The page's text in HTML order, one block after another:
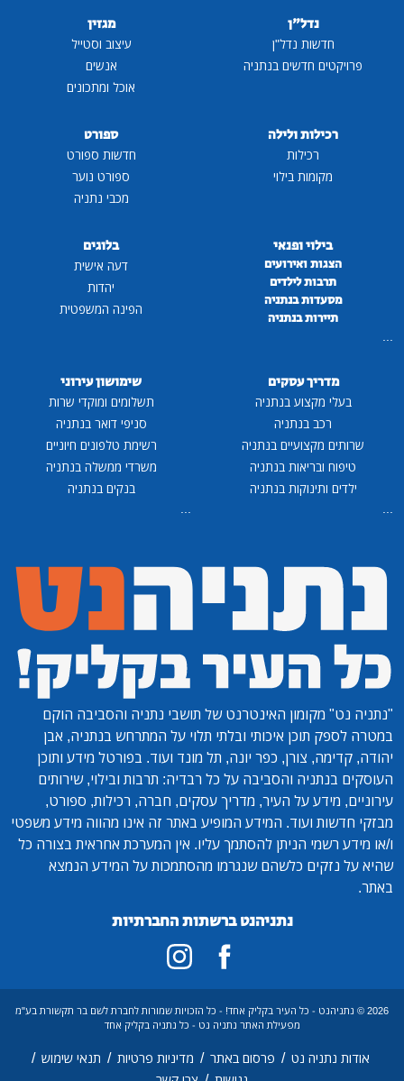
נדל"ן
חדשות נדל"ן
פרויקטים חדשים בנתניה
מגזין
עיצוב וסטייל
אנשים
אוכל ומתכונים
רכילות ולילה
רכילות
מקומות בילוי
ספורט
חדשות ספורט
ספורט נוער
מכבי נתניה
בילוי ופנאי
הצגות ואירועים
תרבות לילדים
מסעדות בנתניה
תיירות בנתניה
...
בלוגים
דעה אישית
יהדות
הפינה המשפטית
מדריך עסקים
בעלי מקצוע בנתניה
רכב בנתניה
שרותים מקצועיים בנתניה
טיפוח ובריאות בנתניה
ילדים ותינוקות בנתניה
...
שימושון עירוני
תשלומים ומוקדי שרות
סניפי דואר בנתניה
רשימת טלפונים חיוניים
משרדי ממשלה בנתניה
בנקים בנתניה
...
"נתניה נט" מקומון האינטרנט של תושבי נתניה והסביבה הוקם
במטרה לספק תוכן איכותי ובלתי תלוי על המתרחש בנתניה, אבן
יהודה, קדימה, צורן, כפר יונה, תל מונד ועוד. בפורטל מידע ותוכן
העוסקים בנתניה והסביבה על כל רבדיה: תרבות ובילוי, שירותים
עירוניים, מידע על העיר, מדריך עסקים, חברה, רכילות, ספורט,
מבזקי חדשות ועוד. המידע המופיע באתר זה אינו מהווה מידע משפטי
ו/או מידע רשמי הניתן להסתמך עליו. אין המערכת אחראית בצורה כל
שהיא על נזקים כלשהם שנגרמו מהסתמכות על המידע הנמצא
באתר.
נתניהנט ברשתות החברתיות
2026 © נתניהנט - כל העיר בקליק אחד! - כל הזכויות שמורות לחברת לשם בר תקשורת בע"מ
מפעילת האתר נתניה נט - כל נתניה בקליק אחד
אודות נתניה נט / פרסום באתר / מדיניות פרטיות / תנאי שימוש /